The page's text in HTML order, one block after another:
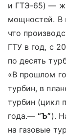
и ГТЭ-65) —
мощностей. В
что
ГТУ в год, с
по десять
«В прошлом
турбин, в
турбин (цикл
года.—“Ъ”).
на газовые